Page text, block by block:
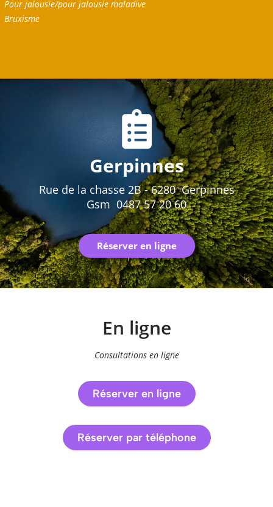
Pour jalousie/pour jalousie maladive
Bruxisme
Gerpinnes
Rue de la chasse 2B - 6280 Gerpinnes
Gsm 0487 57 20 60
Réserver en ligne
En ligne
Consultations en ligne
Réserver en ligne
Réserver par téléphone